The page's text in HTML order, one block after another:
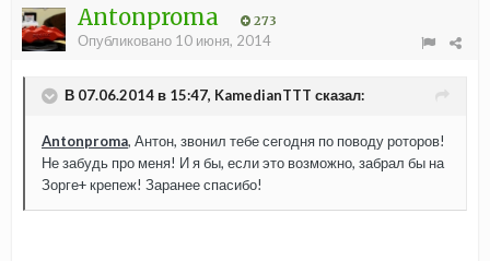
Antonproma 273
Опубликовано 10 июня, 2014
В 07.06.2014 в 15:47, KamedianTTT сказал:
Antonproma, Антон, звонил тебе сегодня по поводу роторов!
Не забудь про меня! И я бы, если это возможно, забрал бы на
Зорге+ крепеж! Заранее спасибо!